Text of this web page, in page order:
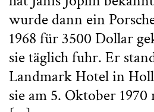
wurde dann ein
1968 für 3500 Dollar
sie täglich fuhr. Er
Landmark Hotel in
sie am 5. Oktober